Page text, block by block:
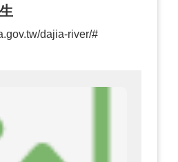
dajia-river/#